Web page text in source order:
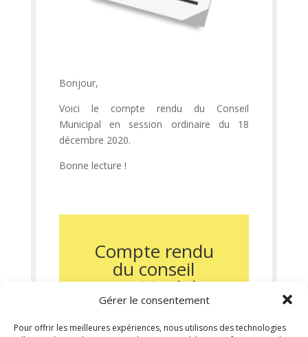
Gérer le consentement
Pour offrir les meilleures expériences, nous utilisons des technologies
Bonjour,
Voici le compte rendu du Conseil
Municipal en session ordinaire du 18
décembre 2020.
Bonne lecture !
Compte rendu
du conseil
municipal du
18/12/2020